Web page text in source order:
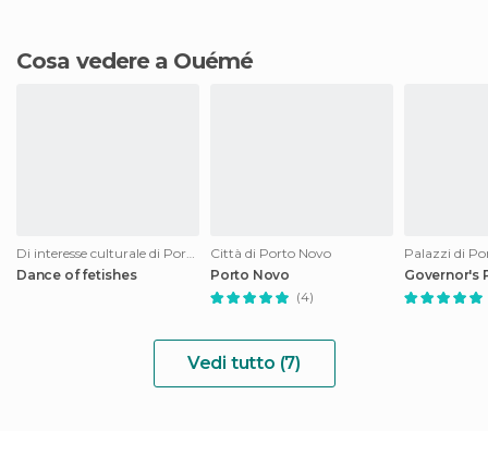
Cosa vedere a Ouémé
Di interesse culturale di Porto Novo
Dance of fetishes
Città di Porto Novo
Porto Novo
(4)
Palazzi di
Governor's
Vedi tutto (7)